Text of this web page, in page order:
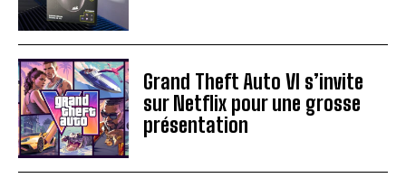
Grand Theft Auto VI s’invite
sur Netflix pour une grosse
présentation